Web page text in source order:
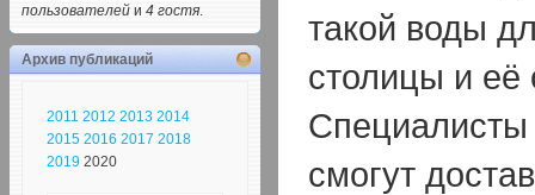
такой воды
столицы и её
Специалисты
смогут
пользователей и 4 гостя.
Архив публикаций
2011 2012 2013 2014
2015 2016 2017 2018
2019 2020